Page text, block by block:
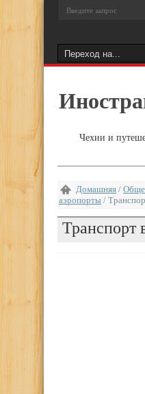
Чехии и
Домашняя /
аэропорты /
Транспорт